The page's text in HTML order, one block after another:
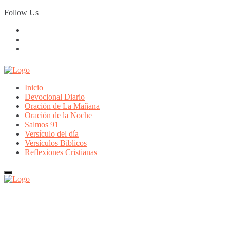
Skip
to
Follow Us
Inicio
Devocional Diario
Oración de La Mañana
Oración de la Noche
Salmos 91
Versículo del día
Versículos Bíblicos
Reflexiones Cristianas